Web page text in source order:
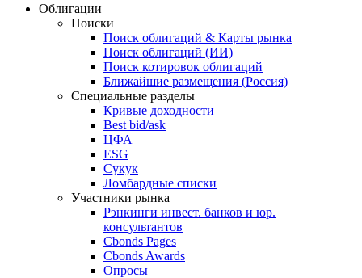
Облигации
Поиски
Поиск облигаций & Карты рынка
Поиск облигаций (ИИ)
Поиск котировок облигаций
Ближайшие размещения (Россия)
Специальные разделы
Кривые доходности
Best bid/ask
ЦФА
ESG
Сукук
Ломбардные списки
Участники рынка
Рэнкинги инвест. банков и юр.
консультантов
Cbonds Pages
Cbonds Awards
Опросы